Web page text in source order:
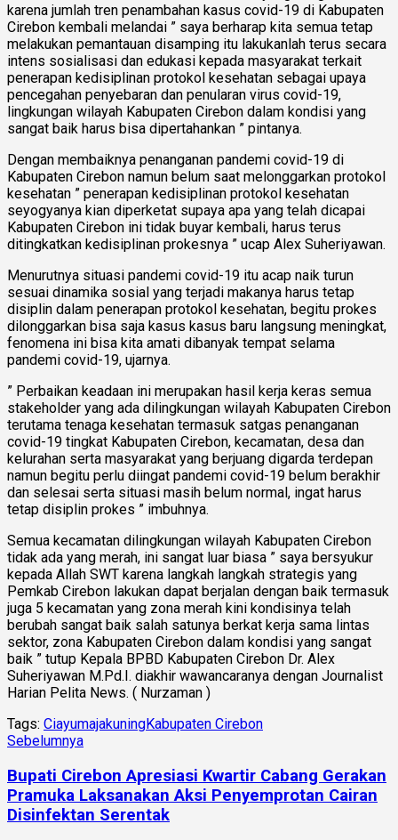
karena jumlah tren penambahan kasus covid-19 di Kabupaten
Cirebon kembali melandai ” saya berharap kita semua tetap
melakukan pemantauan disamping itu lakukanlah terus secara
intens sosialisasi dan edukasi kepada masyarakat terkait
penerapan kedisiplinan protokol kesehatan sebagai upaya
pencegahan penyebaran dan penularan virus covid-19,
lingkungan wilayah Kabupaten Cirebon dalam kondisi yang
sangat baik harus bisa dipertahankan ” pintanya.
Dengan membaiknya penanganan pandemi covid-19 di
Kabupaten Cirebon namun belum saat melonggarkan protokol
kesehatan ” penerapan kedisiplinan protokol kesehatan
seyogyanya kian diperketat supaya apa yang telah dicapai
Kabupaten Cirebon ini tidak buyar kembali, harus terus
ditingkatkan kedisiplinan prokesnya ” ucap Alex Suheriyawan.
Menurutnya situasi pandemi covid-19 itu acap naik turun
sesuai dinamika sosial yang terjadi makanya harus tetap
disiplin dalam penerapan protokol kesehatan, begitu prokes
dilonggarkan bisa saja kasus kasus baru langsung meningkat,
fenomena ini bisa kita amati dibanyak tempat selama
pandemi covid-19, ujarnya.
” Perbaikan keadaan ini merupakan hasil kerja keras semua
stakeholder yang ada dilingkungan wilayah Kabupaten Cirebon
terutama tenaga kesehatan termasuk satgas penanganan
covid-19 tingkat Kabupaten Cirebon, kecamatan, desa dan
kelurahan serta masyarakat yang berjuang digarda terdepan
namun begitu perlu diingat pandemi covid-19 belum berakhir
dan selesai serta situasi masih belum normal, ingat harus
tetap disiplin prokes ” imbuhnya.
Semua kecamatan dilingkungan wilayah Kabupaten Cirebon
tidak ada yang merah, ini sangat luar biasa ” saya bersyukur
kepada Allah SWT karena langkah langkah strategis yang
Pemkab Cirebon lakukan dapat berjalan dengan baik termasuk
juga 5 kecamatan yang zona merah kini kondisinya telah
berubah sangat baik salah satunya berkat kerja sama lintas
sektor, zona Kabupaten Cirebon dalam kondisi yang sangat
baik ” tutup Kepala BPBD Kabupaten Cirebon Dr. Alex
Suheriyawan M.Pd.I. diakhir wawancaranya dengan Journalist
Harian Pelita News. ( Nurzaman )
Tags: CiayumajakuningKabupaten Cirebon
Sebelumnya
Bupati Cirebon Apresiasi Kwartir Cabang Gerakan
Pramuka Laksanakan Aksi Penyemprotan Cairan
Disinfektan Serentak